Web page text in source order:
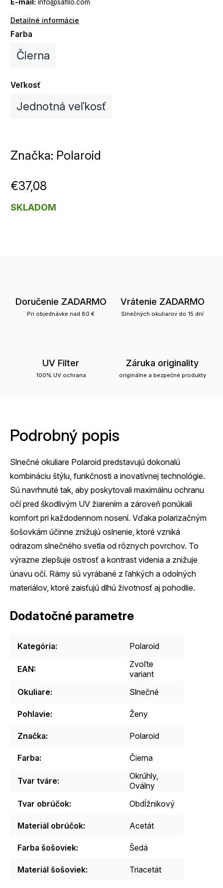
Detailné informácie
Farba
Čierna
Veľkosť
Jednotná veľkosť
Značka: Polaroid
€37,08
SKLADOM
Doručenie ZADARMO
Pri objednávke nad 80 €
Vrátenie ZADARMO
Slnečných okuliarov do 15 dní
UV Filter
100% UV ochrana
Záruka originality
originálne a bezpečné produkty
Podrobný popis
Slnečné okuliare Polaroid predstavujú dokonalú
kombináciu štýlu, funkčnosti a inovatívnej technológie.
Sú navrhnuté tak, aby poskytovali maximálnu ochranu
očí pred škodlivým UV žiarením a zároveň ponúkali
komfort pri každodennom nosení. Vďaka polarizačným
šošovkám účinne znižujú oslnenie, ktoré vzniká
odrazom slnečného svetla od rôznych povrchov. To
výrazne zlepšuje ostrosť a kontrast videnia a znižuje
únavu očí. Rámy sú vyrábané z ľahkých a odolných
materiálov, ktoré zaisťujú dlhú životnosť aj pohodlie.
Dodatočné parametre
Kategória: Polaroid
EAN:
Zvoľte
variant
Okuliare: Slnečné
Pohlavie: Ženy
Značka: Polaroid
Farba: Čierna
Tvar tváre:
Okrúhly,
Oválny
Tvar obrúčok: Obdĺžnikový
Materiál obrúčok: Acetát
Farba šošoviek: Šedá
Materiál šošoviek: Triacetát